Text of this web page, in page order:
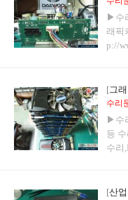
▶수
래픽
p://
[그
수리
▶수
등
수리
[산